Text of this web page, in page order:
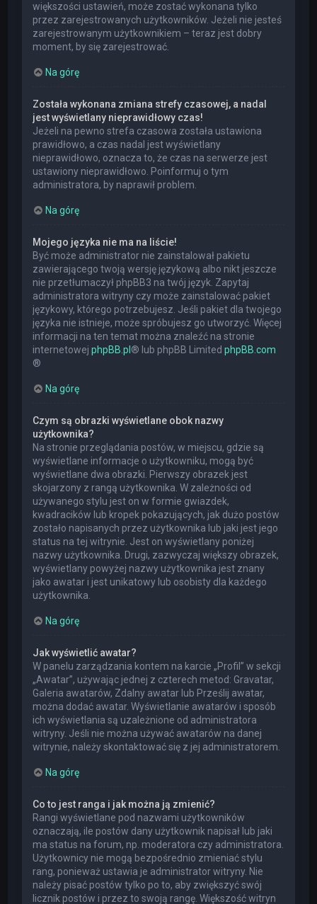
większości ustawień, może zostać wykonana tylko
przez zarejestrowanych użytkowników. Jeżeli nie jesteś
zarejestrowanym użytkownikiem – teraz jest dobry
moment, by się zarejestrować.
Na górę
Została wykonana zmiana strefy czasowej, a nadal
jest wyświetlany nieprawidłowy czas!
Jeżeli na pewno strefa czasowa została ustawiona
prawidłowo, a czas nadal jest wyświetlany
nieprawidłowo, oznacza to, że czas na serwerze jest
ustawiony nieprawidłowo. Poinformuj o tym
administratora, by naprawił problem.
Na górę
Mojego języka nie ma na liście!
Być może administrator nie zainstalował pakietu
zawierającego twoją wersję językową albo nikt jeszcze
nie przetłumaczył phpBB3 na twój język. Zapytaj
administratora witryny czy może zainstalować pakiet
językowy, którego potrzebujesz. Jeśli pakiet dla twojego
języka nie istnieje, może spróbujesz go utworzyć. Więcej
informacji na ten temat można znaleźć na stronie
internetowejphpBB.pl ® lub phpBB LimitedphpBB.com
®
Na górę
Czym są obrazki wyświetlane obok nazwy
użytkownika?
Na stronie przeglądania postów, w miejscu, gdzie są
wyświetlane informacje o użytkowniku, mogą być
wyświetlane dwa obrazki. Pierwszy obrazek jest
skojarzony z rangą użytkownika. W zależności od
używanego stylu jest on w formie gwiazdek,
kwadracików lub kropek pokazujących, jak dużo postów
zostało napisanych przez użytkownika lub jaki jest jego
status na tej witrynie. Jest on wyświetlany poniżej
nazwy użytkownika. Drugi, zazwyczaj większy obrazek,
wyświetlany powyżej nazwy użytkownika jest znany
jako awatar i jest unikatowy lub osobisty dla każdego
użytkownika.
Na górę
Jak wyświetlić awatar?
W panelu zarządzania kontem na karcie „Profil” w sekcji
„Awatar”, używając jednej z czterech metod: Gravatar,
Galeria awatarów, Zdalny awatar lub Prześlij awatar,
można dodać awatar. Wyświetlanie awatarów i sposób
ich wyświetlania są uzależnione od administratora
witryny. Jeśli nie można używać awatarów na danej
witrynie, należy skontaktować się z jej administratorem.
Na górę
Co to jest ranga i jak można ją zmienić?
Rangi wyświetlane pod nazwami użytkowników
oznaczają, ile postów dany użytkownik napisał lub jaki
ma status na forum, np. moderatora czy administratora.
Użytkownicy nie mogą bezpośrednio zmieniać stylu
rang, ponieważ ustawia je administrator witryny. Nie
należy pisać postów tylko po to, aby zwiększyć swój
licznik postów i przez to swoją rangę. Większość witryn